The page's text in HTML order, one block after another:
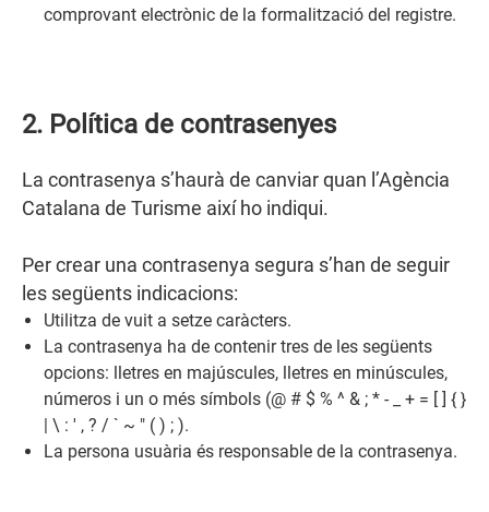
comprovant electrònic de la formalització del registre.
2. Política de contrasenyes
La contrasenya s’haurà de canviar quan l’Agència
Catalana de Turisme així ho indiqui.
Per crear una contrasenya segura s’han de seguir
les següents indicacions:
Utilitza de vuit a setze caràcters.
La contrasenya ha de contenir tres de les següents
opcions: lletres en majúscules, lletres en minúscules,
números i un o més símbols (@ # $ % ^ & ; * - _ + = [ ] { }
| \ : ' , ? / ` ~ " ( ) ; ).
La persona usuària és responsable de la contrasenya.